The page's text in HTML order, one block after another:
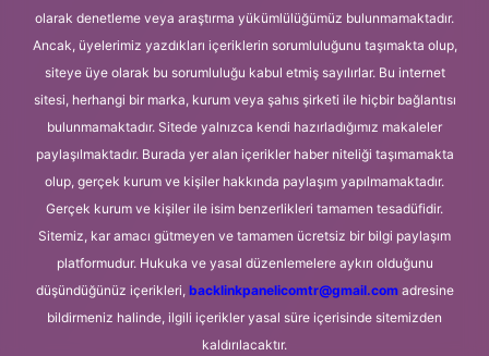
olarak denetleme veya araştırma yükümlülüğümüz bulunmamaktadır.
Ancak, üyelerimiz yazdıkları içeriklerin sorumluluğunu taşımakta olup,
siteye üye olarak bu sorumluluğu kabul etmiş sayılırlar. Bu internet
sitesi, herhangi bir marka, kurum veya şahıs şirketi ile hiçbir bağlantısı
bulunmamaktadır. Sitede yalnızca kendi hazırladığımız makaleler
paylaşılmaktadır. Burada yer alan içerikler haber niteliği taşımamakta
olup, gerçek kurum ve kişiler hakkında paylaşım yapılmamaktadır.
Gerçek kurum ve kişiler ile isim benzerlikleri tamamen tesadüfidir.
Sitemiz, kar amacı gütmeyen ve tamamen ücretsiz bir bilgi paylaşım
platformudur. Hukuka ve yasal düzenlemelere aykırı olduğunu
düşündüğünüz içerikleri, backlinkpanelicomtr@gmail.comadresine
bildirmeniz halinde, ilgili içerikler yasal süre içerisinde sitemizden
kaldırılacaktır.